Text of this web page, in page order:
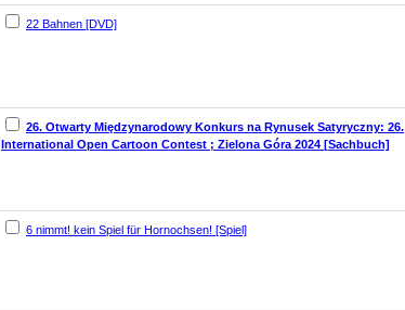
22 Bahnen [DVD]
26. Otwarty Międzynarodowy Konkurs na Rynusek Satyryczny: 26.
International Open Cartoon Contest ; Zielona Góra 2024 [Sachbuch]
6 nimmt! kein Spiel für Hornochsen! [Spiel]